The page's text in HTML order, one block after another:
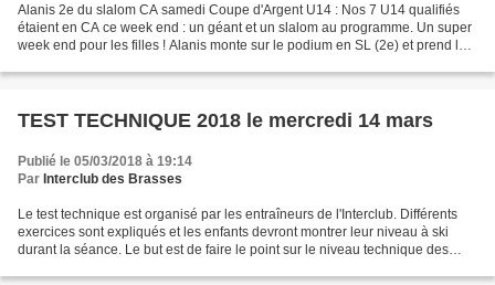
Alanis 2e du slalom CA samedi Coupe d'Argent U14 : Nos 7 U14 qualifiés
étaient en CA ce week end : un géant et un slalom au programme. Un super
week end pour les filles ! Alanis monte sur le podium en SL (2e) et prend la
TEST TECHNIQUE 2018 le mercredi 14 mars
Publié le 05/03/2018 à 19:14
Par Interclub des Brasses
Le test technique est organisé par les entraîneurs de l'Interclub. Différents
exercices sont expliqués et les enfants devront montrer leur niveau à ski
durant la séance. Le but est de faire le point sur le niveau technique des